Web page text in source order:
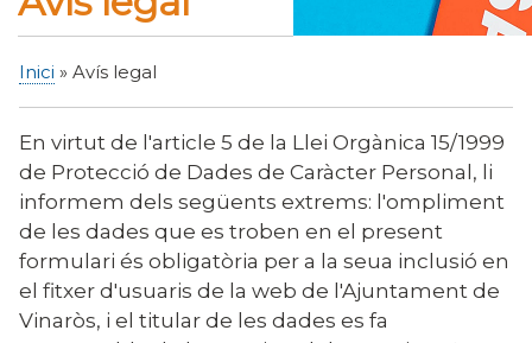
Inici Avís legal
En virtut de l'article 5 de la Llei Orgànica 15/1999
de Protecció de Dades de Caràcter Personal, li
informem dels següents extrems: l'ompliment
de les dades que es troben en el present
formulari és obligatòria per a la seua inclusió en
el fitxer d'usuaris de la web de l'Ajuntament de
Vinaròs, i el titular de les dades es fa